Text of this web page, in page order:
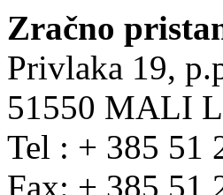
Zračno
Privlaka 19,
51550 MALI
Tel : + 385 51
Fax: + 385 51